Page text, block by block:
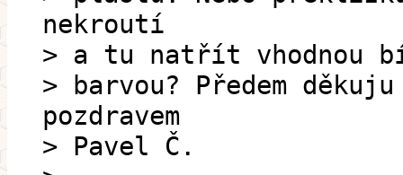
nekroutí
> a tu natřít vhodnou
> barvou? Předem
pozdravem
> Pavel Č.